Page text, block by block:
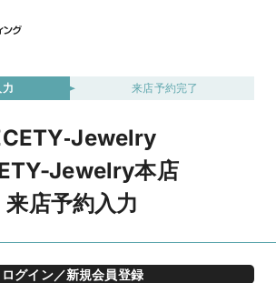
来店予約完了
Jewelry本店
来店予約入力
ログイン／新規会員登録